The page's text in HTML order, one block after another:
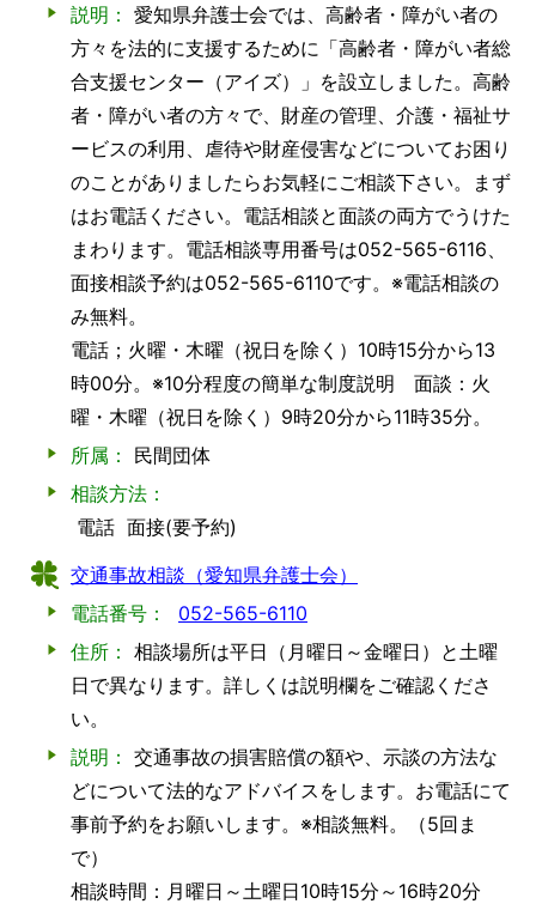
説明： 愛知県弁護士会では、高齢者・障がい者の
方々を法的に支援するために「高齢者・障がい者総
合支援センター（アイズ）」を設立しました。高齢
者・障がい者の方々で、財産の管理、介護・福祉サ
ービスの利用、虐待や財産侵害などについてお困り
のことがありましたらお気軽にご相談下さい。まず
はお電話ください。電話相談と面談の両方でうけた
まわります。電話相談専用番号は052-565-6116、
面接相談予約は052-565-6110です。※電話相談の
み無料。
電話；火曜・木曜（祝日を除く）10時15分から13
時00分。※10分程度の簡単な制度説明 面談：火
曜・木曜（祝日を除く）9時20分から11時35分。
所属：
民間団体
相談方法：
電話 面接(要予約)
交通事故相談（愛知県弁護士会）
電話番号：
052-565-6110
住所： 相談場所は平日（月曜日～金曜日）と土曜
日で異なります。詳しくは説明欄をご確認くださ
い。
説明： 交通事故の損害賠償の額や、示談の方法な
どについて法的なアドバイスをします。お電話にて
事前予約をお願いします。※相談無料。（5回ま
で）
相談時間：月曜日～土曜日10時15分～16時20分